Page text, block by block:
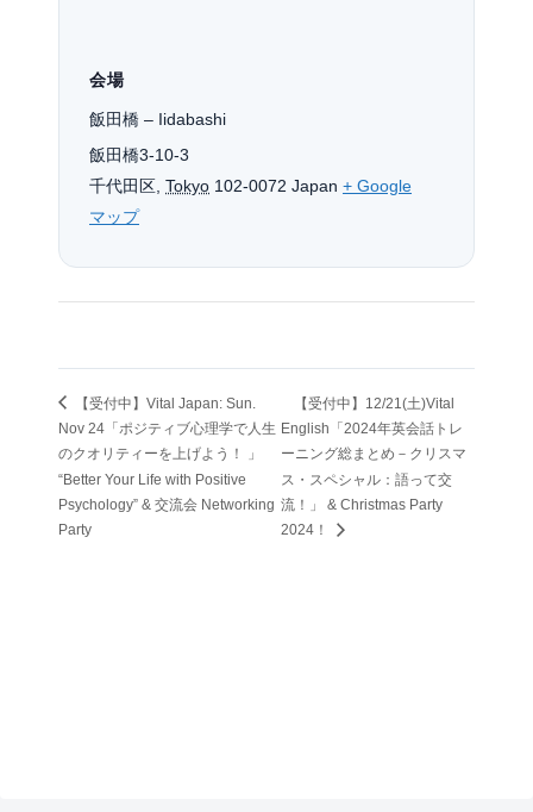
会場
飯田橋 – Iidabashi
飯田橋3-10-3
千代田区, Tokyo 102-0072 Japan + Google
マップ
【受付中】Vital Japan: Sun.
Nov 24「ポジティブ心理学で人生
のクオリティーを上げよう！ 」
“Better Your Life with Positive
Psychology” & 交流会 Networking
Party
【受付中】12/21(土)Vital
English「2024年英会話トレ
ーニング総まとめ－クリスマ
ス・スペシャル：語って交
流！」 & Christmas Party
2024！